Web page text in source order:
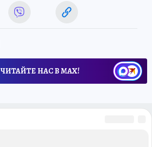
ЧИТАЙТЕ НАС В МАХ!